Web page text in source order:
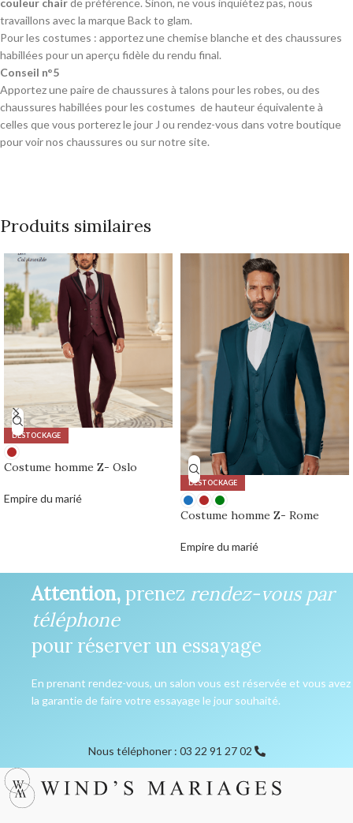
couleur chairde préférence. Sinon, ne vous inquiétez pas, nous
travaillons avec la marque Back to glam.
Pour les costumes : apportez une chemise blanche et des chaussures
habillées pour un aperçu fidèle du rendu final.
Conseil n°5
Apportez une paire de chaussures à talons pour les robes, ou des
chaussures habillées pour les costumes de hauteur équivalente à
celles que vous porterez le jour J ou rendez-vous dans votre boutique
pour voir nos chaussures ou sur notre site.
Produits similaires
DÉSTOCKAGE
Costume homme Z- Oslo
Empire du marié
DÉSTOCKAGE
Costume homme Z- Rome
Empire du marié
Attention,prenez rendez-vous par
téléphone
pour réserver un essayage
En prenant rendez-vous, un salon vous est réservée et vous avez
la garantie de faire votre essayage le jour souhaité.
Nous téléphoner : 03 22 91 27 02